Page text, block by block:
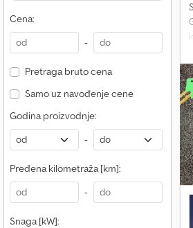
Cena:
-
Pretraga bruto cena
Samo uz navođenje cene
Godina proizvodnje:
-
Pređena kilometraža [km]:
-
Snaga [kW]: